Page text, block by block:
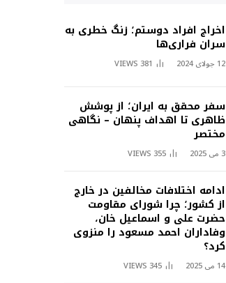
اخراج افراد دوستم؛ زنگ خطری به
سران فراری‌ها
12 جولای 2024 381
VIEWS
سفر محقق به ایران؛ از پوشش
ظاهری تا اهداف پنهان – نگاهی
مختصر
3 می 2025 355
VIEWS
ادامه اختلافات مخالفین در خارج
از کشور؛ چرا شورای مقاومت
حضرت علی و اسماعیل خان،
وفاداران احمد مسعود را منزوی
کرد؟
14 می 2025 345
VIEWS